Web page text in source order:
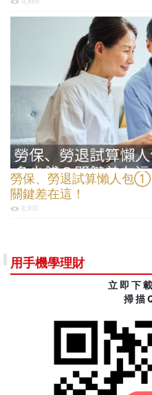
勞保、勞退試算懶人包①
關鍵差在這！
8,910
用手機學理財
立 即 下 載
掃 描